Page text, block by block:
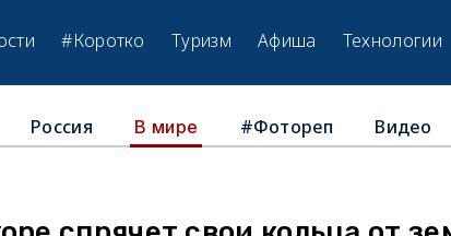
#Коротко Туризм Афиша Технологии
Россия В мире #Фотореп Видео